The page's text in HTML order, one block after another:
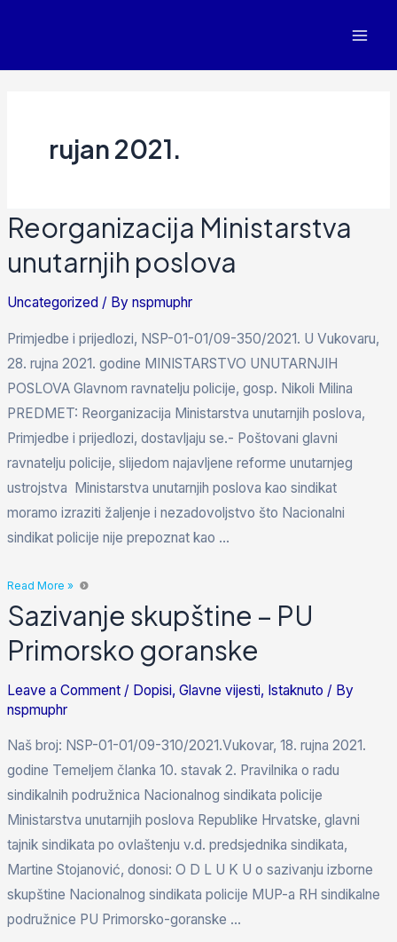
rujan 2021.
Reorganizacija Ministarstva
unutarnjih poslova
Uncategorized / Bynspmuphr
Primjedbe i prijedlozi, NSP-01-01/09-350/2021. U Vukovaru,
28. rujna 2021. godine MINISTARSTVO UNUTARNJIH
POSLOVA Glavnom ravnatelju policije, gosp. Nikoli Milina
PREDMET: Reorganizacija Ministarstva unutarnjih poslova,
Primjedbe i prijedlozi, dostavljaju se.- Poštovani glavni
ravnatelju policije, slijedom najavljene reforme unutarnjeg
ustrojstva Ministarstva unutarnjih poslova kao sindikat
moramo izraziti žaljenje i nezadovoljstvo što Nacionalni
sindikat policije nije prepoznat kao …
Read More »
Sazivanje skupštine – PU
Primorsko goranske
Leave a Comment / Dopisi,Glavne vijesti, Istaknuto / By
nspmuphr
Naš broj: NSP-01-01/09-310/2021.Vukovar, 18. rujna 2021.
godine Temeljem članka 10. stavak 2. Pravilnika o radu
sindikalnih podružnica Nacionalnog sindikata policije
Ministarstva unutarnjih poslova Republike Hrvatske, glavni
tajnik sindikata po ovlaštenju v.d. predsjednika sindikata,
Martine Stojanović, donosi: O D L U K U o sazivanju izborne
skupštine Nacionalnog sindikata policije MUP-a RH sindikalne
podružnice PU Primorsko-goranske …